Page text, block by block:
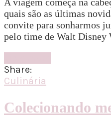
quais são as últimas
convite para sonharmos
pelo time de Walt
Share:
Culinária
Colecionando